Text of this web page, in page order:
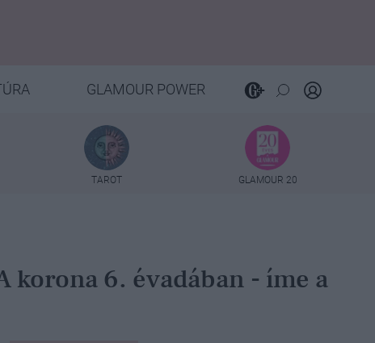
GLAMOUR POWER
TAROT GLAMOUR 20
korona 6. évadában - íme a